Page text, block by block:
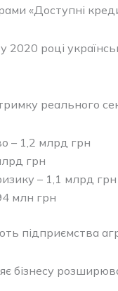
«Доступні
2020 році
реального
– 1,2 млрд грн
грн
– 1,1 млрд грн
млн грн
підприємства
бізнесу